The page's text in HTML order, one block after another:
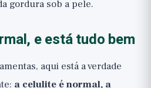
gordura sob a pele.
e está tudo bem
aqui está a verdade
a celulite é normal, a